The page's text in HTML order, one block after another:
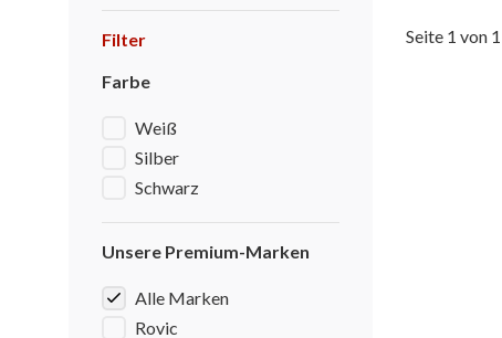
Filter
Farbe
Weiß
Silber
Schwarz
Unsere Premium-Marken
Alle Marken
Rovic
Seite 1 von 1